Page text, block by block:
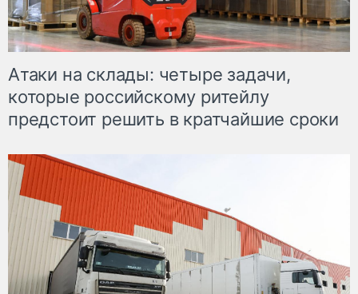
Атаки на склады: четыре задачи,
которые российскому ритейлу
предстоит решить в кратчайшие сроки